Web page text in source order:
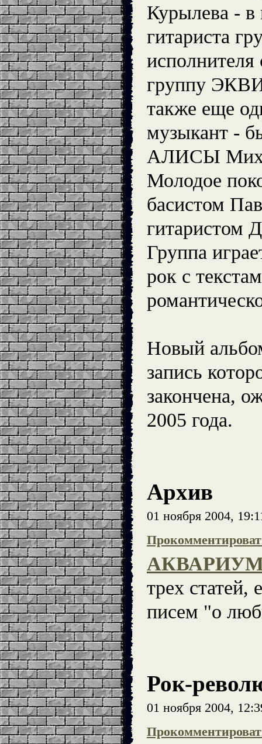
Курылева - в
гитариста
группу
также еще
музыкант -
АЛИСЫ
Молодое
басистом
гитаристом
Группа
рок с
Новый
запись
закончена,
2005 года.
Архив
01 ноября 2004,
АКВАРИУМ
трех статей,
писем "о
Рок-
01 ноября 2004,